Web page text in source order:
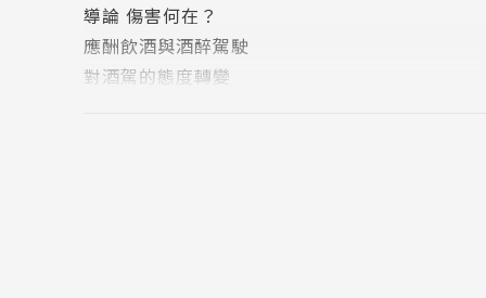
醫師、歷史學家、哥倫比亞大學醫療及公衛教
光時》（When Illness Goes Public），最為人
學會的威廉．威爾施獎，並獲美國圖書館協會指
學、醫學史等主題的文章。他也是全國公共廣
導論 傷害何在？
應酬飲酒與酒醉駕駛
對酒駕的態度轉變